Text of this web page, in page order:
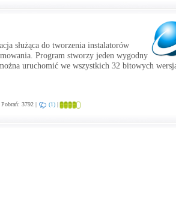
służąca do tworzenia instalatorów
Program stworzy jeden wygodny
uruchomić we wszystkich 32 bitowych
3792 | (1) |